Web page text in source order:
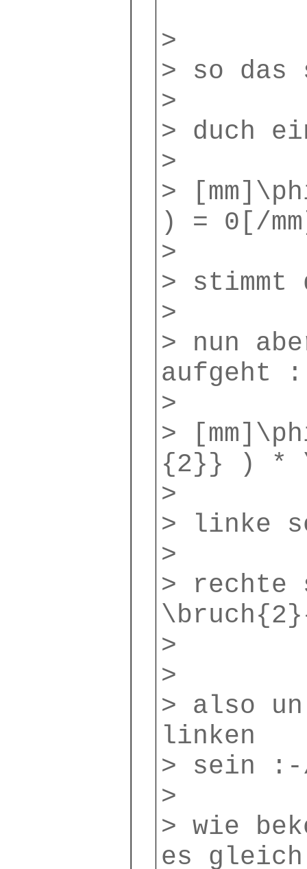
>
> so
>
> duch
>
>
) = 0[/
>
> stimmt
>
> nun
aufgeht :
>
>
{2}} ) *
>
> linke
>
>
>
>
> also
linken
> sein
>
> wie
es gleich